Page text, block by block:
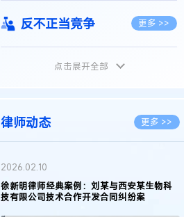
反不正当竞争 更多 >>
植物新品种
地理标志 更多 >>
集成电路布图设计
点击展开全部
律师动态 更多 >>
2026.02.10
徐新明律师经典案例：刘某与西安某生物科
技有限公司技术合作开发合同纠纷案